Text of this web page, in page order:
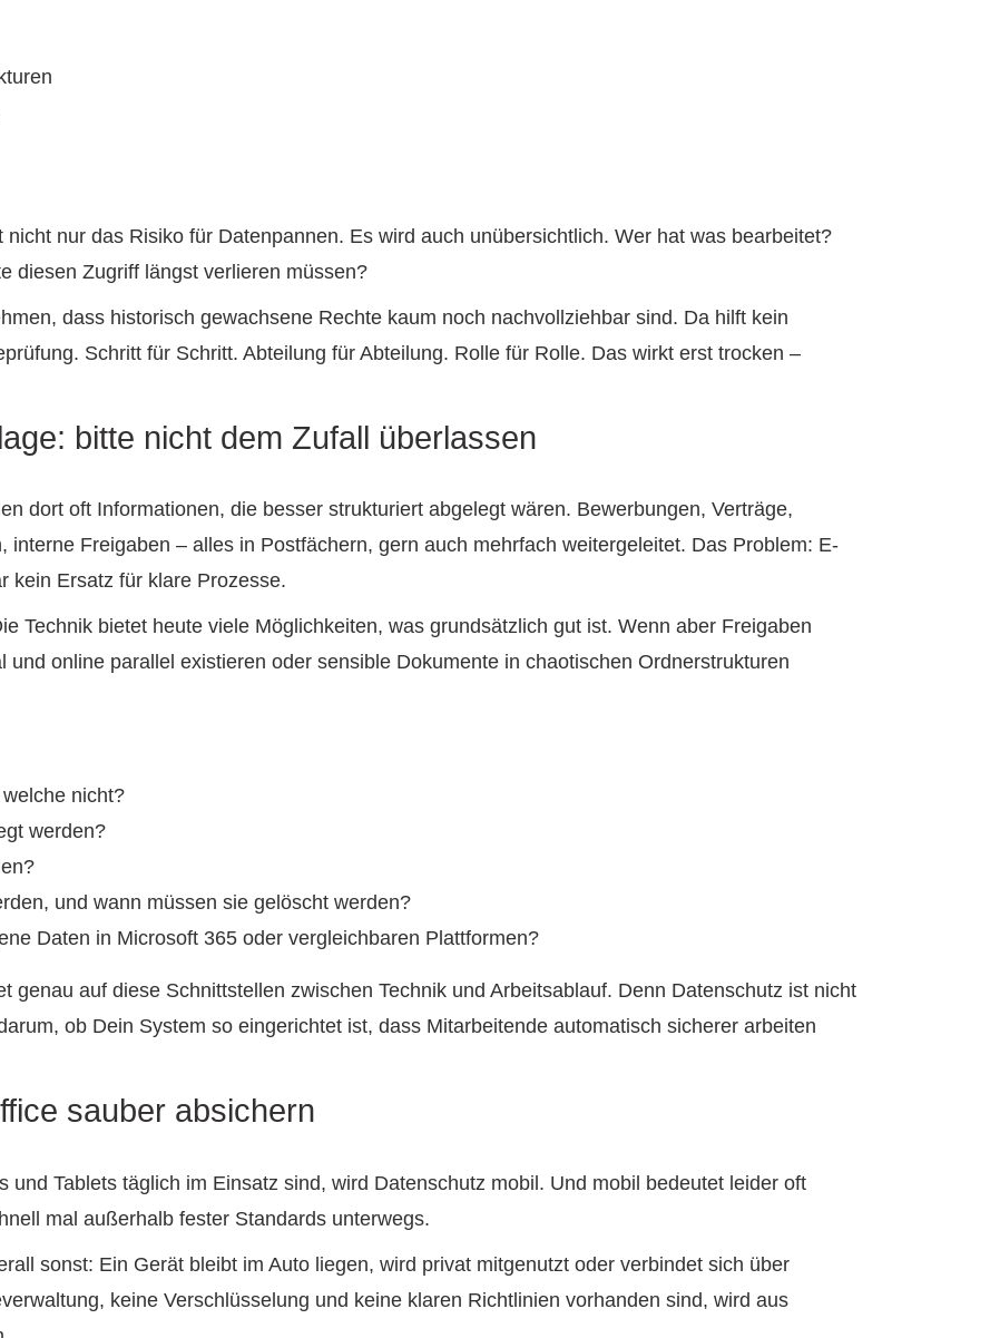
nur das Risiko für Datenpannen. Es wird auch unübersichtlich. Wer hat was bearbeitet?
diesen Zugriff längst verlieren müssen?
dass historisch gewachsene Rechte kaum noch nachvollziehbar sind. Da hilft kein
Schritt für Schritt. Abteilung für Abteilung. Rolle für Rolle. Das wirkt erst trocken –
bitte nicht dem Zufall überlassen
dort oft Informationen, die besser strukturiert abgelegt wären. Bewerbungen, Verträge,
interne Freigaben – alles in Postfächern, gern auch mehrfach weitergeleitet. Das Problem: E-
kein Ersatz für klare Prozesse.
Technik bietet heute viele Möglichkeiten, was grundsätzlich gut ist. Wenn aber Freigaben
online parallel existieren oder sensible Dokumente in chaotischen Ordnerstrukturen
nicht?
werden?
und wann müssen sie gelöscht werden?
Daten in Microsoft 365 oder vergleichbaren Plattformen?
genau auf diese Schnittstellen zwischen Technik und Arbeitsablauf. Denn Datenschutz ist nicht
ob Dein System so eingerichtet ist, dass Mitarbeitende automatisch sicherer arbeiten
sauber absichern
und Tablets täglich im Einsatz sind, wird Datenschutz mobil. Und mobil bedeutet leider oft
mal außerhalb fester Standards unterwegs.
sonst: Ein Gerät bleibt im Auto liegen, wird privat mitgenutzt oder verbindet sich über
keine Verschlüsselung und keine klaren Richtlinien vorhanden sind, wird aus